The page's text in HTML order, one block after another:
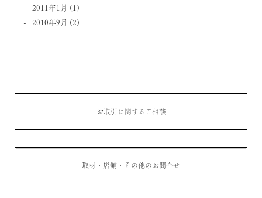
2011年1月 (1)
2010年9月 (2)
お取引に関するご相談
取材・店舗・その他のお問合せ